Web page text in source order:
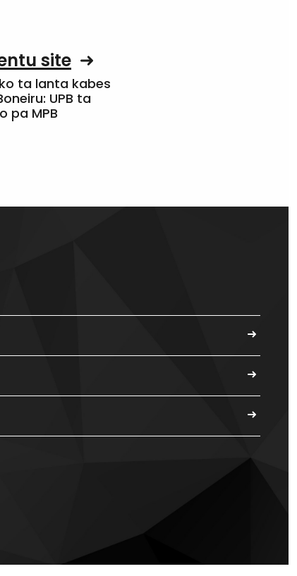
site
ta lanta kabes
UPB ta
pa MPB